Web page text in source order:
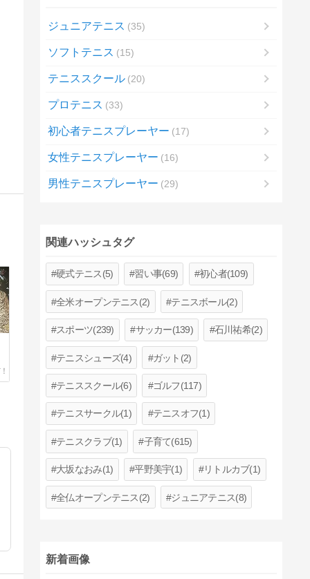
ジュニアテニス 35
ソフトテニス 15
テニススクール 20
プロテニス 33
初心者テニスプレーヤー 17
女性テニスプレーヤー 16
男性テニスプレーヤー 29
関連ハッシュタグ
硬式テニス(5) 習い事(69) 初心者(109)
全米オープンテニス(2) テニスボール(2)
スポーツ(239) サッカー(139) 石川祐希(2)
テニスシューズ(4) ガット(2)
テニススクール(6) ゴルフ(117)
テニスサークル(1) テニスオフ(1)
テニスクラブ(1) 子育て(615)
大坂なおみ(1) 平野美宇(1) リトルカブ(1)
全仏オープンテニス(2) ジュニアテニス(8)
新着画像